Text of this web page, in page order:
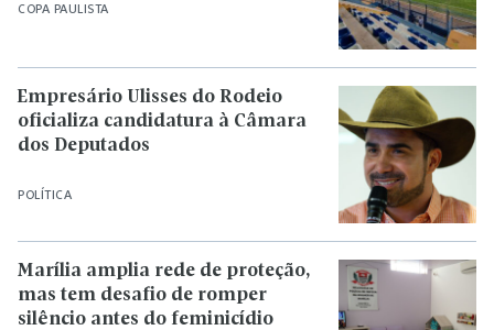
COPA PAULISTA
POLÍTICA
Empresário Ulisses do Rodeio
oficializa candidatura à Câmara
dos Deputados
Marília amplia rede de proteção,
mas tem desafio de romper
silêncio antes do feminicídio